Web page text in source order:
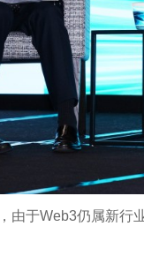
由于Web3仍属新行